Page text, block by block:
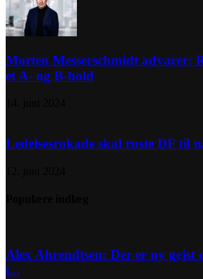
Morten Messerschmidt advarer:
et A- og B-hold
Ledelsesrokade skal ruste DF til
Alex Ahrendtsen: Der er ny gejst
i...